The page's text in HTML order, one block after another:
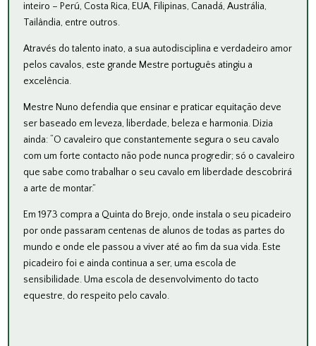
inteiro – Perú, Costa Rica, EUA, Filipinas, Canadá, Austrália,
Tailândia, entre outros.
Através do talento inato, a sua autodisciplina e verdadeiro amor
pelos cavalos, este grande Mestre português atingiu a
excelência.
Mestre Nuno defendia que ensinar e praticar equitação deve
ser baseado em leveza, liberdade, beleza e harmonia. Dizia
ainda: “O cavaleiro que constantemente segura o seu cavalo
com um forte contacto não pode nunca progredir; só o cavaleiro
que sabe como trabalhar o seu cavalo em liberdade descobrirá
a arte de montar.”
Em 1973 compra a Quinta do Brejo, onde instala o seu picadeiro
por onde passaram centenas de alunos de todas as partes do
mundo e onde ele passou a viver até ao fim da sua vida. Este
picadeiro foi e ainda continua a ser, uma escola de
sensibilidade. Uma escola de desenvolvimento do tacto
equestre, do respeito pelo cavalo.